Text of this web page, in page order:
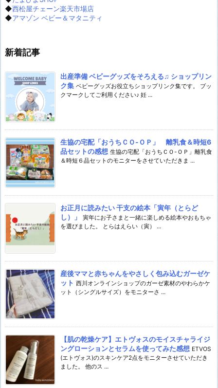
◆西松屋チェーン楽天市場店
◆アマゾン ベビー＆マタニティ
新着記事
出産準備 ベビーグッズをそろえる♫ ショップリン
ク集 ベビーグッズお役立ちショップリンク集です。 ブッ
クマークしてご利用ください♪ 妊 ...
生協の宅配「おうちＣＯ-ＯＰ」 離乳食＆時短6
品セットの感想 生協の宅配「おうちＣＯ-ＯＰ」離乳食
＆時短６品セットのモニターをさせていただきま ...
お正月に読みたい 干支の絵本「寅年（とらど
し）」
寅年にお子さまと一緒に楽しめる絵本やおもちゃ
を選びました。 とらはえらい（寅） ...
産後ママと赤ちゃんをやさしく包み込むガーゼケ
ット 西川オンラインショップのガーゼ素材のやわらかケ
ット（シングルサイズ）をモニターさ ...
【肌の乾燥ケア】エトヴォスのモイスチャライジ
ングローションとセラムを使ってみた感想 ETVOS
(エトヴォス)のスキンケア2点をモニターさせていただき
ました。 他のス ...